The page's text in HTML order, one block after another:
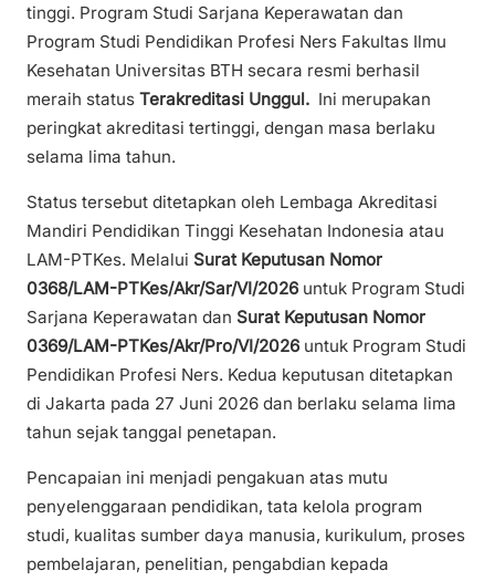
tinggi. Program Studi Sarjana Keperawatan dan
Program Studi Pendidikan Profesi Ners Fakultas Ilmu
Kesehatan Universitas BTH secara resmi berhasil
meraih status Terakreditasi Unggul. Ini merupakan
peringkat akreditasi tertinggi, dengan masa berlaku
selama lima tahun.
Status tersebut ditetapkan oleh Lembaga Akreditasi
Mandiri Pendidikan Tinggi Kesehatan Indonesia atau
LAM-PTKes. Melalui Surat Keputusan Nomor
0368/LAM-PTKes/Akr/Sar/VI/2026 untuk Program Studi
Sarjana Keperawatan dan Surat Keputusan Nomor
0369/LAM-PTKes/Akr/Pro/VI/2026 untuk Program Studi
Pendidikan Profesi Ners. Kedua keputusan ditetapkan
di Jakarta pada 27 Juni 2026 dan berlaku selama lima
tahun sejak tanggal penetapan.
Pencapaian ini menjadi pengakuan atas mutu
penyelenggaraan pendidikan, tata kelola program
studi, kualitas sumber daya manusia, kurikulum, proses
pembelajaran, penelitian, pengabdian kepada